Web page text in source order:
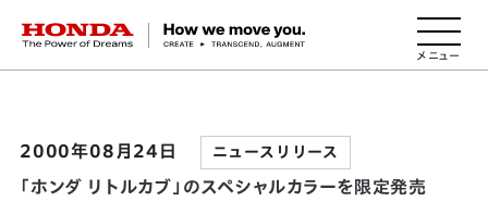
HONDA The Power of Dreams
2000年08月24日 ニュースリリース
「ホンダ リトルカブ」のスペシャルカラーを限定発売